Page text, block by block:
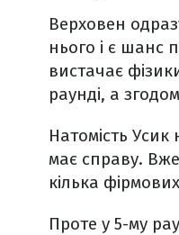
Верховен
нього і є шанс
вистачає
раунді, а
Натомість
має справу.
кілька
Проте у 5-му